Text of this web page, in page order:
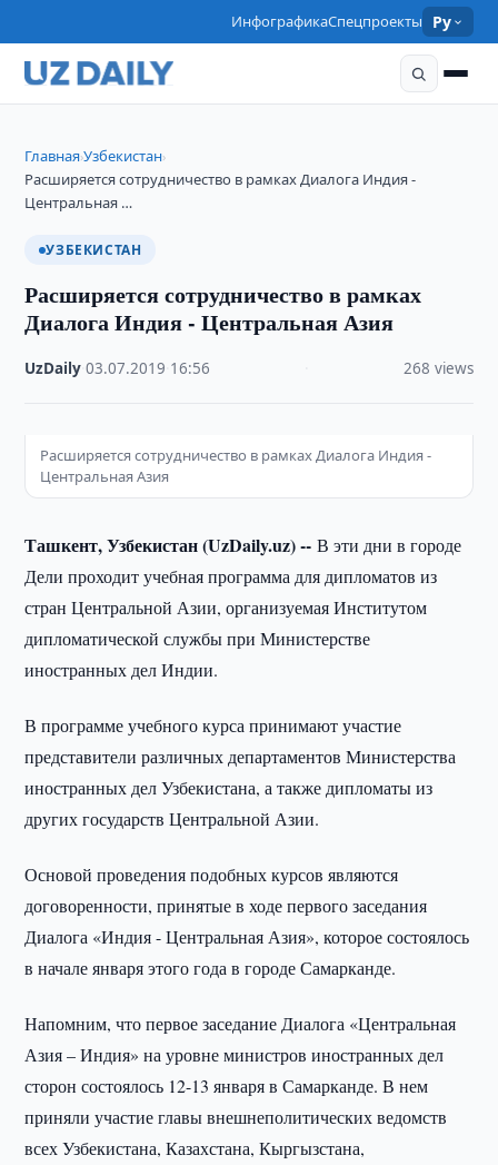
ИнфографикаСпецпроекты Ру
Главная›Узбекистан›
Расширяется сотрудничество в рамках Диалога Индия -
Центральная …
УЗБЕКИСТАН
Расширяется сотрудничество в рамках
Диалога Индия - Центральная Азия
UzDaily ·03.07.2019 16:56 268 views
Расширяется сотрудничество в рамках Диалога Индия -
Центральная Азия
Ташкент, Узбекистан (UzDaily.uz) --В эти дни в городе
Дели проходит учебная программа для дипломатов из
стран Центральной Азии, организуемая Институтом
дипломатической службы при Министерстве
иностранных дел Индии.
В программе учебного курса принимают участие
представители различных департаментов Министерства
иностранных дел Узбекистана, а также дипломаты из
других государств Центральной Азии.
Основой проведения подобных курсов являются
договоренности, принятые в ходе первого заседания
Диалога «Индия - Центральная Азия», которое состоялось
в начале января этого года в городе Самарканде.
Напомним, что первое заседание Диалога «Центральная
Азия – Индия» на уровне министров иностранных дел
сторон состоялось 12-13 января в Самарканде. В нем
приняли участие главы внешнеполитических ведомств
всех Узбекистана, Казахстана, Кыргызстана,